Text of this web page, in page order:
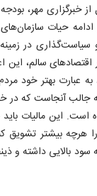
از خبرگزاری مهر،
حیات
سیاست‌گذاری در
سالم، این
عبارت بهتر خود
آنجاست که در
این مالیات
هرچه بیشتر تشویق
بالایی داشته و